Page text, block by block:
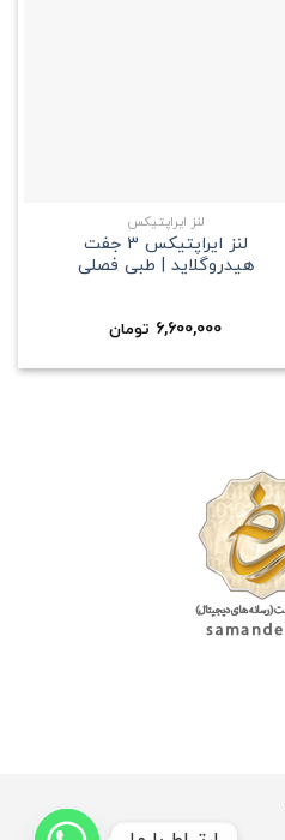
لنز ایراپتیکس
لنز ایراپتیکس 3 جفت
هیدروگلاید | طبی فصلی
6,600,000 تومان